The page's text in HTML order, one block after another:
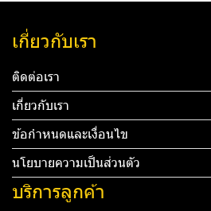
เกี่ยวกับเรา
ติดต่อเรา
เกี่ยวกับเรา
ข้อกำหนดและเงื่อนไข
นโยบายความเป็นส่วนตัว
บริการลูกค้า